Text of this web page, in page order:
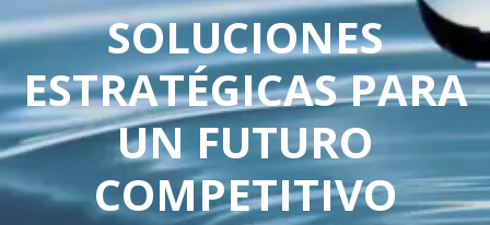
SOLUCIONES
ESTRATÉGICAS PARA
UN FUTURO
COMPETITIVO